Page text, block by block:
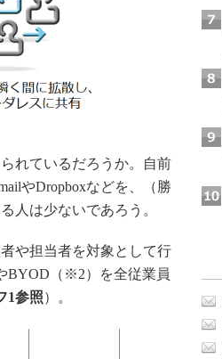
れているだろうか。自前
やDropboxなどを、（勝
人は少ないであろう。
や担当者を対象として行
BYOD（※2）を全従業員
1参照）。